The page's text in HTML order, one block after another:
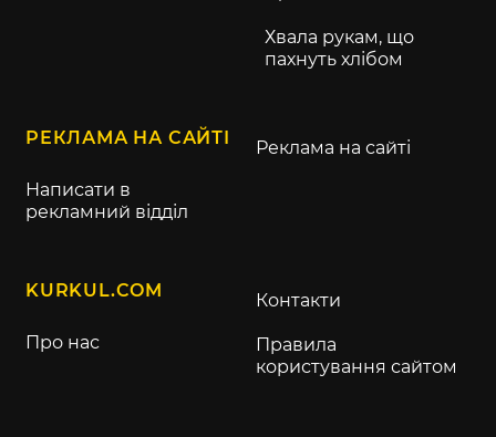
Хвала рукам, що
пахнуть хлібом
РЕКЛАМА НА САЙТІ
Написати в
рекламний відділ
Реклама на сайті
KURKUL.COM
Про нас
Контакти
Правила
користування сайтом